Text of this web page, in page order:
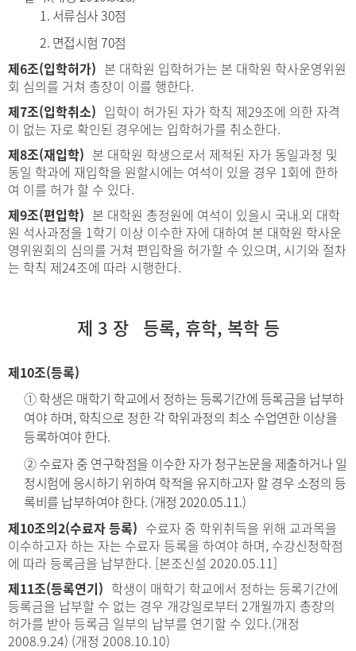
1. 서류심사 30점
2. 면접시험 70점
제6조(입학허가) 본 대학원 입학허가는 본 대학원 학사운영위원
회 심의를 거쳐 총장이 이를 행한다.
제7조(입학취소) 입학이 허가된 자가 학칙 제29조에 의한 자격
이 없는 자로 확인된 경우에는 입학허가를 취소한다.
제8조(재입학) 본 대학원 학생으로서 제적된 자가 동일과정 및
동일 학과에 재입학을 원할시에는 여석이 있을 경우 1회에 한하
여 이를 허가 할 수 있다.
제9조(편입학) 본 대학원 총정원에 여석이 있을시 국내․외 대학
원 석사과정을 1학기 이상 이수한 자에 대하여 본 대학원 학사운
영위원회의 심의를 거쳐 편입학을 허가할 수 있으며, 시기와 절차
는 학칙 제24조에 따라 시행한다.
제 3 장 등록, 휴학, 복학 등
제10조(등록)
① 학생은 매학기 학교에서 정하는 등록기간에 등록금을 납부하
여야 하며, 학칙으로 정한 각 학위과정의 최소 수업연한 이상을
등록하여야 한다.
② 수료자 중 연구학점을 이수한 자가 청구논문을 제출하거나 일
정시험에 응시하기 위하여 학적을 유지하고자 할 경우 소정의 등
록비를 납부하여야 한다. (개정 2020.05.11.)
제10조의2(수료자 등록) 수료자 중 학위취득을 위해 교과목을
이수하고자 하는 자는 수료자 등록을 하여야 하며, 수강신청학점
에 따라 등록금을 납부한다. [본조신설 2020.05.11]
제11조(등록연기) 학생이 매학기 학교에서 정하는 등록기간에
등록금을 납부할 수 없는 경우 개강일로부터 2개월까지 총장의
허가를 받아 등록금 일부의 납부를 연기할 수 있다.(개정
2008.9.24) (개정 2008.10.10)